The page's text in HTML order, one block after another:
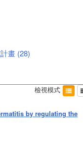
畫 (28)
檢視模式
by regulating the